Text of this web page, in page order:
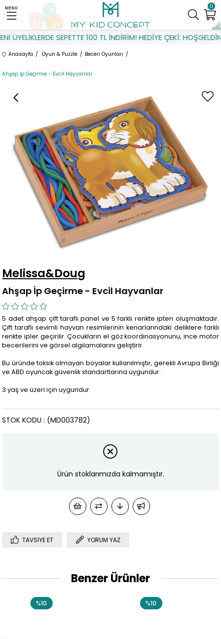
ÜYELİKLERDE SEPETTE 100 TL İNDİRİM! HEDİYE ÇEKİ: HOŞGELDİN
0
MENU
Anasayfa Oyun & Puzzle Beceri Oyunları
Ahşap İp Geçirme - Evcil Hayvanlar
Melissa&Doug
Ahşap İp Geçirme - Evcil Hayvanlar
5 adet ahşap çift taraflı panel ve 5 farklı renkte ipten oluşmaktadır.
Çift taraflı sevimli hayvan resimlerinin kenarlarındaki deliklere farklı
renkte ipler geçirilir. Çocukların el göz koordinasyonunu, ince motor
becerilerini ve görsel algılamalarını geliştirir.
Bu üründe toksik olmayan boyalar kullanılmıştır, gerekli Avrupa Birliği
ve ABD oyuncak güvenlik standartlarına uygundur.
3 yaş ve üzeri için uygundur.
(MD003782)
STOK KODU
Ürün stoklarımızda kalmamıştır.
TAVSIYE ET YORUM YAZ
Benzer Ürünler